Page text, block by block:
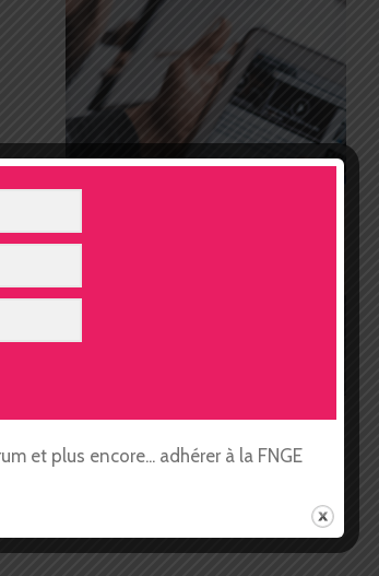
et plus encore... adhérer à la FNGE